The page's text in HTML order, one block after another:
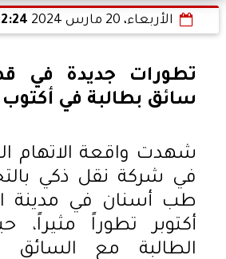
الأربعاء، 20 مارس 2024 02:24
تطورات جديدة في
سائق بطالبة في أكتوب
شهدت واقعة الاتهام
في شركة نقل ذكي
طب أسنان في مدينة
أكتوبر تطوراً
الطالبة مع السائق